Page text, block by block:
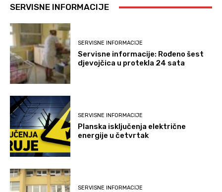
SERVISNE INFORMACIJE
SERVISNE INFORMACIJE
Servisne informacije: Rođeno šest
djevojčica u protekla 24 sata
SERVISNE INFORMACIJE
Planska isključenja električne
energije u četvrtak
SERVISNE INFORMACIJE